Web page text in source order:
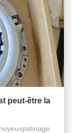
peut-être la